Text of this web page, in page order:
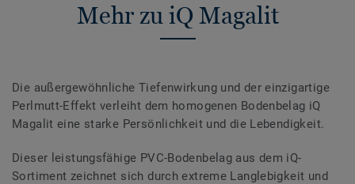
Mehr zu iQ Magalit
Die außergewöhnliche Tiefenwirkung und der einzigartige
Perlmutt-Effekt verleiht dem homogenen Bodenbelag iQ
Magalit eine starke Persönlichkeit und die Lebendigkeit.
Dieser leistungsfähige PVC-Bodenbelag aus dem iQ-
Sortiment zeichnet sich durch extreme Langlebigkeit und